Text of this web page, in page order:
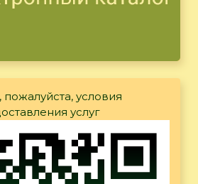
условия
услуг